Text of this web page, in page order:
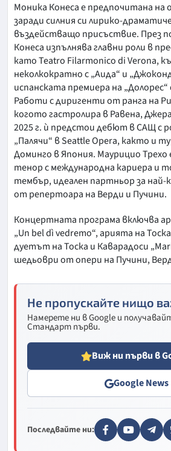
Моника Конеса е предпочитана на
заради силния си лирико-
въздействащо присъствие. През
Конеса изпълнява главни роли в
като Teatro Filarmonico di Verona,
неколкократно с „Аида“ и
испанската премиера на
Работи с диригенти от ранга на
когото гастролира в Равена,
2025 г. ѝ предстои дебют в САЩ с
„Палячи“ в Seattle Opera, както и
Доминго в Япония. Маурицио Трехо
тенор с международна кариера и
тембър, идеален партньор за
от репертоара на Верди и Пучини.
Концертната програма включва
„Un bel dì vedremo“, арията на Тоска
дуетът на Тоска и Каварадоси
шедьоври от опери на Пучини,
Не пропускайте нищо
Намерете ни в Google и
Стандарт първи.
Виж ни първи в
Google News
Последвайте ни: